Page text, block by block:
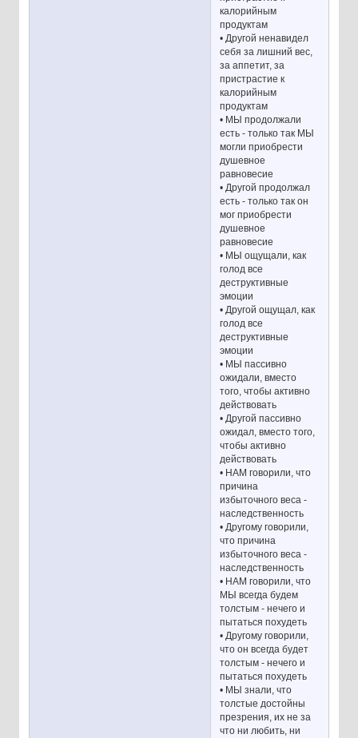
калорийным
продуктам
• Другой ненавидел
себя за лишний вес,
за аппетит, за
пристрастие к
калорийным
продуктам
• МЫ продолжали
есть - только так МЫ
могли приобрести
душевное
равновесие
• Другой продолжал
есть - только так он
мог приобрести
душевное
равновесие
• МЫ ощущали, как
голод все
деструктивные
эмоции
• Другой ощущал, как
голод все
деструктивные
эмоции
• МЫ пассивно
ожидали, вместо
того, чтобы активно
действовать
• Другой пассивно
ожидал, вместо того,
чтобы активно
действовать
• НАМ говорили, что
причина
избыточного веса -
наследственность
• Другому говорили,
что причина
избыточного веса -
наследственность
• НАМ говорили, что
МЫ всегда будем
толстым - нечего и
пытаться похудеть
• Другому говорили,
что он всегда будет
толстым - нечего и
пытаться похудеть
• МЫ знали, что
толстые достойны
презрения, их не за
что ни любить, ни